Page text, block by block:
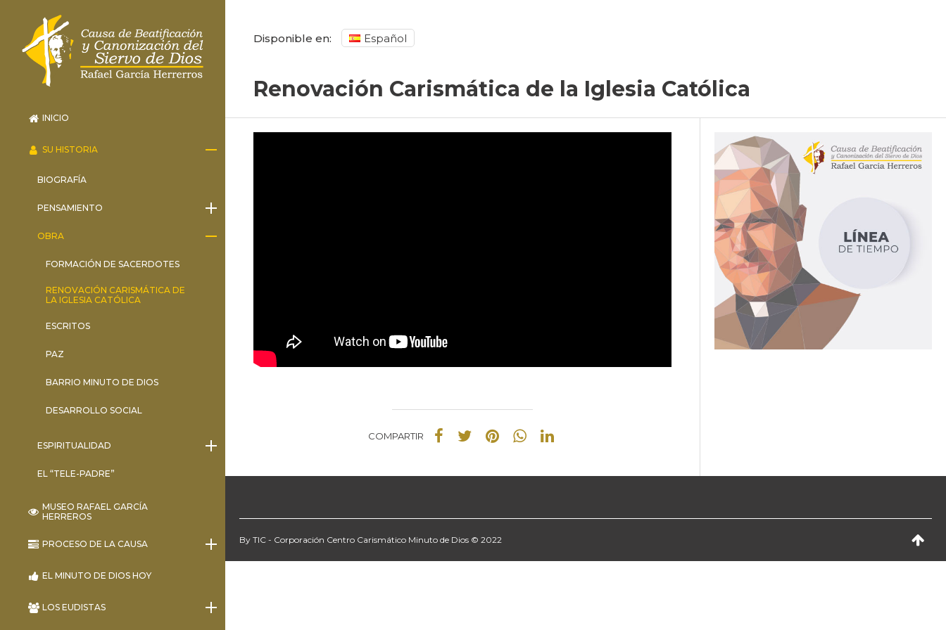
INICIO
SU HISTORIA
BIOGRAFÍA
PENSAMIENTO
OBRA
FORMACIÓN DE SACERDOTES
RENOVACIÓN CARISMÁTICA DE
LA IGLESIA CATÓLICA
ESCRITOS
PAZ
BARRIO MINUTO DE DIOS
DESARROLLO SOCIAL
ESPIRITUALIDAD
EL “TELE-PADRE”
MUSEO RAFAEL GARCÍA
HERREROS
PROCESO DE LA CAUSA
EL MINUTO DE DIOS HOY
LOS EUDISTAS
Disponible en: Español
Renovación Carismática de la Iglesia Católica
COMPARTIR
By TIC - Corporación Centro Carismático Minuto de Dios © 2022